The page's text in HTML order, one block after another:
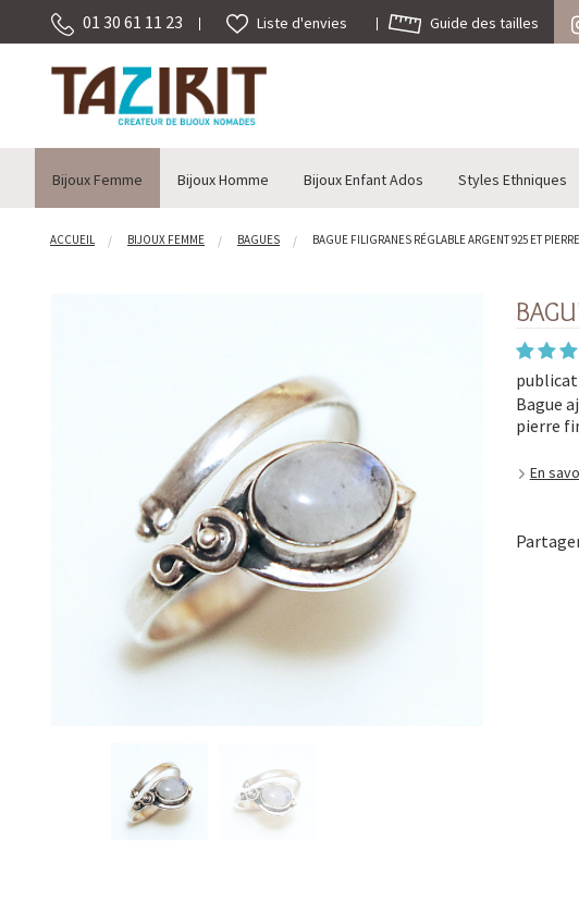
01 30 61 11 23 Liste d'envies Guide des tailles
Bijoux Femme Bijoux Homme Bijoux Enfant Ados Styles Ethniques
ACCUEIL BIJOUX FEMME BAGUES BAGUE FILIGRANES RÉGLABLE ARGENT 925 ET
Bague
pierre
En